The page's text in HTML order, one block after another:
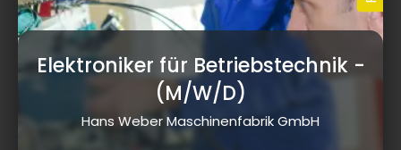
Elektroniker für Betriebstechnik-
(M/W/D)
Hans Weber Maschinenfabrik GmbH